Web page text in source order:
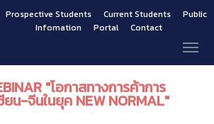
Prospective Students Current Students
Public
Infomation
Portal Contact
"โอกาสทางการค้าการ
น-จีนในยุค NEW NORMAL"